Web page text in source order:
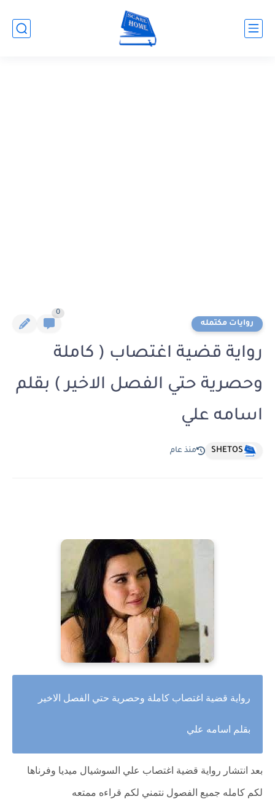
روايات مكتمله
0
رواية قضية اغتصاب ( كاملة
وحصرية حتي الفصل الاخير ) بقلم
اسامه علي
SHETOS منذ عام
رواية قضية اغتصاب كاملة وحصرية حتي الفصل الاخير
بقلم اسامه علي
بعد انتشار رواية قضية اغتصاب علي السوشيال ميديا وفرناها
لكم كامله جميع الفصول نتمني لكم قراءه ممتعه